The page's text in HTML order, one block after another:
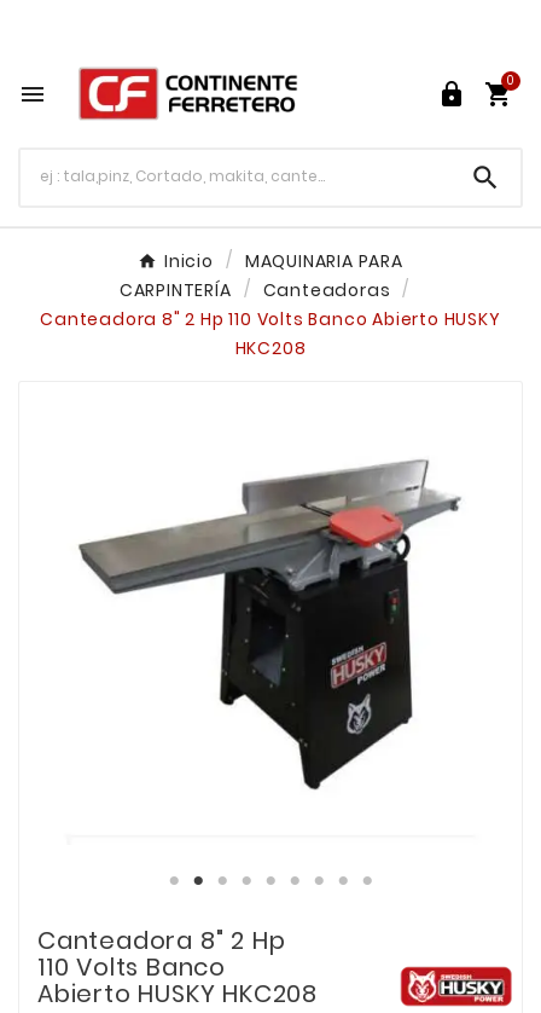
  
0

Inicio
MAQUINARIA PARA
CARPINTERÍA
Canteadoras
Canteadora 8" 2 Hp 110 Volts Banco Abierto HUSKY
HKC208
Canteadora 8" 2 Hp
110 Volts Banco
Abierto HUSKY HKC208